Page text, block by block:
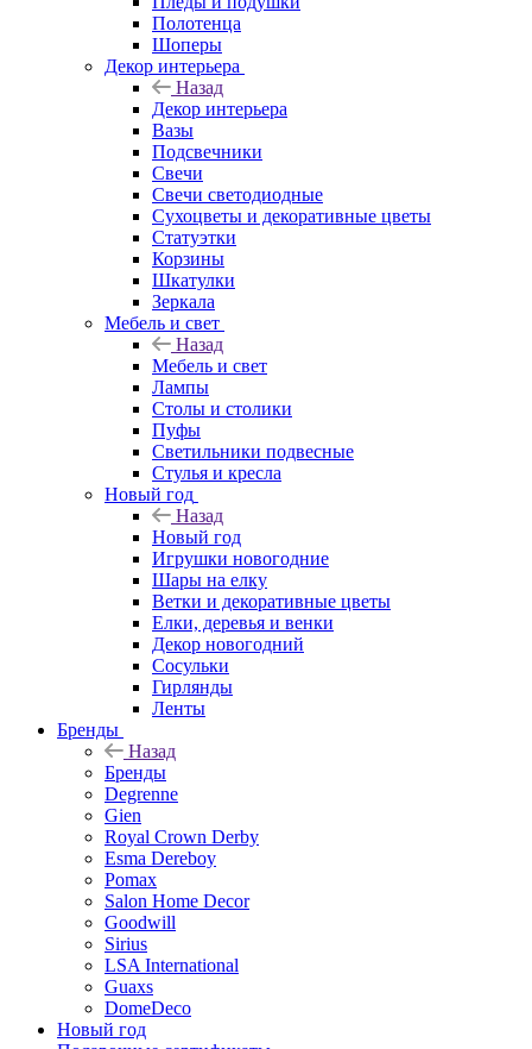
Полотенца
Шоперы
Декор интерьера
Назад
Декор интерьера
Вазы
Подсвечники
Свечи
Свечи светодиодные
Сухоцветы и декоративные цветы
Статуэтки
Корзины
Шкатулки
Зеркала
Мебель и свет
Назад
Мебель и свет
Лампы
Столы и столики
Пуфы
Светильники подвесные
Стулья и кресла
Новый год
Назад
Новый год
Игрушки новогодние
Шары на елку
Ветки и декоративные цветы
Елки, деревья и венки
Декор новогодний
Сосульки
Гирлянды
Ленты
Бренды
Назад
Бренды
Degrenne
Gien
Royal Crown Derby
Esma Dereboy
Pomax
Salon Home Decor
Goodwill
Sirius
LSA International
Guaxs
DomeDeco
Новый год